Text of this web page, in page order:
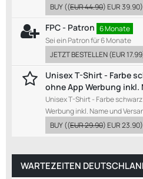
BUY((EUR 44.90)EUR 39.90)
FPC - Patron 6 Monate
Sei ein Patron für 6 Monate
JETZT BESTELLEN(EUR 17.99
Unisex T-Shirt - Farbe
ohne App Werbung inkl.
Unisex T-Shirt - Farbe
Werbung inkl. Name und
BUY((EUR 29.90)EUR 23.90)
WARTEZEITEN